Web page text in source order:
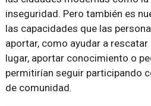
inseguridad. Pero también es
las capacidades que las
aportar, como ayudar a
lugar, aportar conocimiento o
permitirían seguir participando
de comunidad.